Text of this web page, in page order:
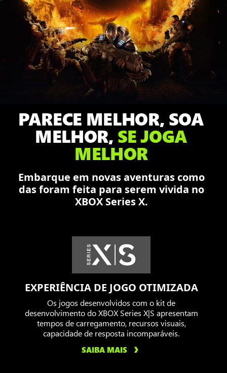
War:
Reloaded,
Marcus
agachado
olhando
para
frente.
Atrás
Damon,
Dominic
Augustus
contra
o
Locust
cidade
em
chamas.
PARECE MELHOR, SOA
MELHOR, SE JOGA
MELHOR
Embarque em novas aventuras como
das foram feita para serem vivida no
XBOX Series X.
EXPERIÊNCIA DE JOGO OTIMIZADA
Os jogos desenvolvidos com o kit de
desenvolvimento do XBOX Series X|S apresentam
tempos de carregamento, recursos visuais,
capacidade de resposta incomparáveis.
SAIBA MAIS